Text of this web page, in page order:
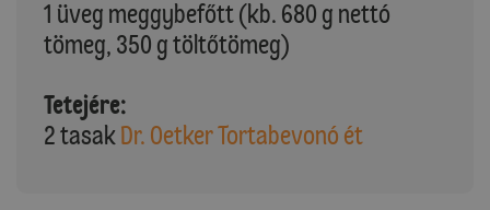
1 üveg meggybefőtt (kb. 680 g nettó
tömeg, 350 g töltőtömeg)
Tetejére:
2 tasak Dr. Oetker Tortabevonó ét